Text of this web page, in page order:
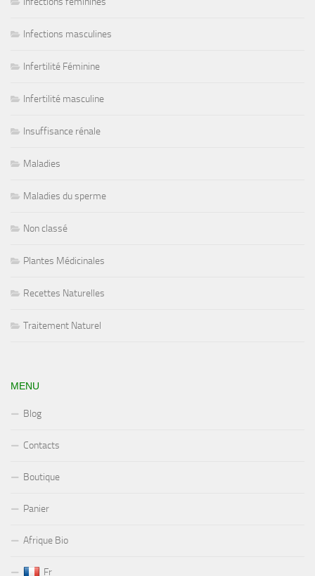
Infections masculines
Infertilité Féminine
Infertilité masculine
Insuffisance rénale
Maladies
Maladies du sperme
Non classé
Plantes Médicinales
Recettes Naturelles
Traitement Naturel
MENU
Blog
Contacts
Boutique
Panier
Afrique Bio
Fr